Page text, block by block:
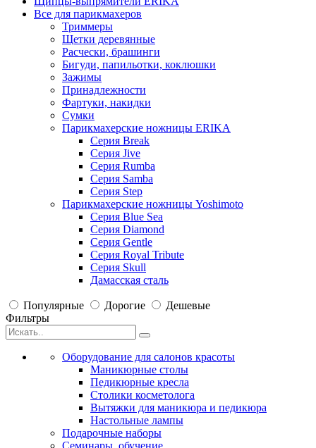
Все для парикмахеров
Триммеры
Щетки деревянные
Расчески, брашинги
Бигуди, папильотки, коклюшки
Зажимы
Принадлежности
Фартуки, накидки
Сумки
Парикмахерские ножницы ERIKA
Серия Break
Серия Jive
Серия Rumba
Серия Samba
Серия Step
Парикмахерские ножницы Yoshimoto
Серия Blue Sea
Серия Diamond
Серия Gentle
Серия Royal Tribute
Серия Skull
Дамасская сталь
Популярные Дорогие
Дешевые
Фильтры
Оборудование для салонов красоты
Маникюрные столы
Педикюрные кресла
Столики косметолога
Вытяжки для маникюра и педикюра
Настольные лампы
Подарочные наборы
Семинары, обучение